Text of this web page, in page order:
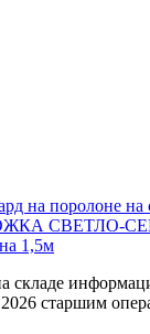
на поролоне на
СВЕТЛО-
1,5м
складе
старшим